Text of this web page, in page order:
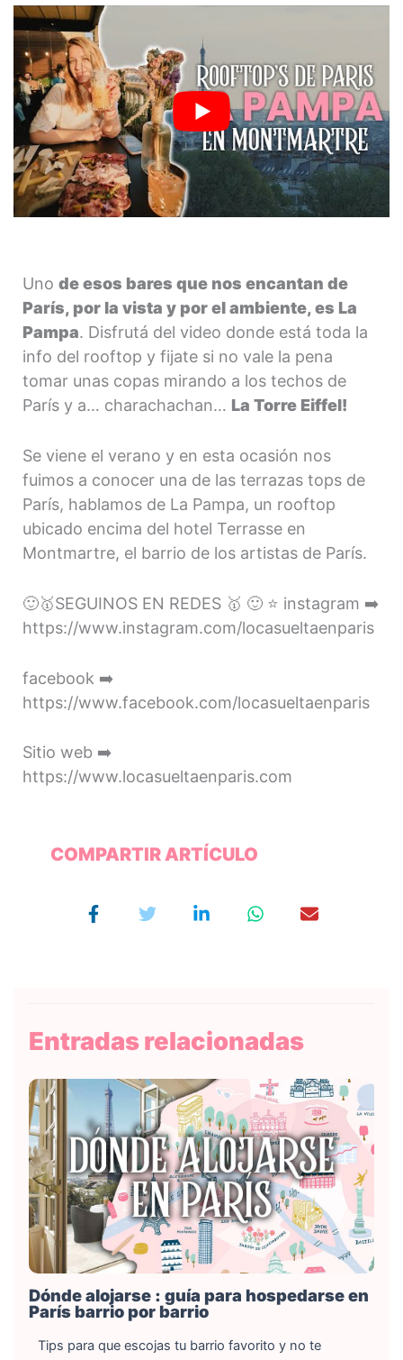
Uno de esos bares que nos encantan de
París, por la vista y por el ambiente, es La
Pampa. Disfrutá del video donde está toda la
info del rooftop y fijate si no vale la pena
tomar unas copas mirando a los techos de
París y a… charachachan… La Torre Eiffel!
Se viene el verano y en esta ocasión nos
fuimos a conocer una de las terrazas tops de
París, hablamos de La Pampa, un rooftop
ubicado encima del hotel Terrasse en
Montmartre, el barrio de los artistas de París.
🙂🥇SEGUINOS EN REDES 🥇 🙂 ⭐ instagram ➡️
https://www.instagram.com/locasueltaenparis
facebook ➡️
https://www.facebook.com/locasueltaenparis
Sitio web ➡️
https://www.locasueltaenparis.com
COMPARTIR ARTÍCULO
Entradas relacionadas
Dónde alojarse : guía para hospedarse en
París barrio por barrio
Tips para que escojas tu barrio favorito y no te